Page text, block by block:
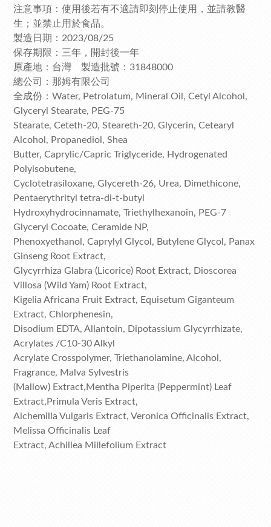
注意事項：使用後若有不適請即刻停止使用，並請教醫
生；並禁止用於食品。
製造日期：2023/08/25
保存期限：三年，開封後一年
原產地：台灣 製造批號：31848000
總公司：那姆有限公司
全成份：Water, Petrolatum, Mineral Oil, Cetyl Alcohol,
Glyceryl Stearate, PEG-75
Stearate, Ceteth-20, Steareth-20, Glycerin, Cetearyl
Alcohol, Propanediol, Shea
Butter, Caprylic/Capric Triglyceride, Hydrogenated
Polyisobutene,
Cyclotetrasiloxane, Glycereth-26, Urea, Dimethicone,
Pentaerythrityl tetra-di-t-butyl
Hydroxyhydrocinnamate, Triethylhexanoin, PEG-7
Glyceryl Cocoate, Ceramide NP,
Phenoxyethanol, Caprylyl Glycol, Butylene Glycol, Panax
Ginseng Root Extract,
Glycyrrhiza Glabra (Licorice) Root Extract, Dioscorea
Villosa (Wild Yam) Root Extract,
Kigelia Africana Fruit Extract, Equisetum Giganteum
Extract, Chlorphenesin,
Disodium EDTA, Allantoin, Dipotassium Glycyrrhizate,
Acrylates /C10-30 Alkyl
Acrylate Crosspolymer, Triethanolamine, Alcohol,
Fragrance, Malva Sylvestris
(Mallow) Extract,Mentha Piperita (Peppermint) Leaf
Extract,Primula Veris Extract,
Alchemilla Vulgaris Extract, Veronica Officinalis Extract,
Melissa Officinalis Leaf
Extract, Achillea Millefolium Extract